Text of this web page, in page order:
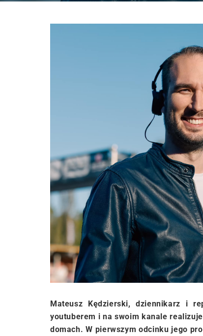
Mateusz Kędzierski, dziennikarz i
youtuberem i na swoim kanale
domach. W pierwszym odcinku jego